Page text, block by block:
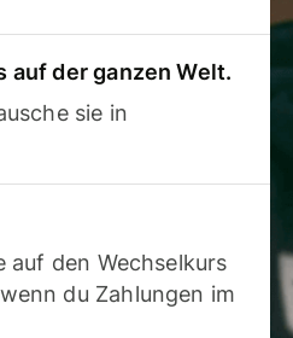
auf der ganzen Welt.
sie in
auf den Wechselkurs
du Zahlungen im